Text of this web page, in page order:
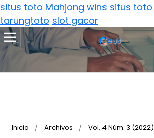
situs toto Mahjong wins situs toto
tarungtoto slot gacor
Inicio / Archivos / Vol. 4 Núm. 3 (2022)